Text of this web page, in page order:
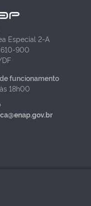
Especial 2-A
900
funcionamento
18h00